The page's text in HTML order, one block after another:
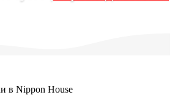
в Nippon House